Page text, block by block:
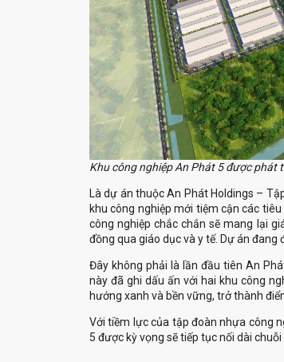
Khu công nghiệp An Phát 5 được phát
khu công nghiệp mới tiệm cận các
công nghiệp chắc chắn sẽ mang lại
này đã ghi dấu ấn với hai khu công
5 được kỳ vọng sẽ tiếp tục nối dài